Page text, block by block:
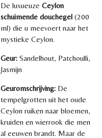
De luxueuze Ceylon
schuimende douchegel (200
ml) die u meevoert naar het
mystieke Ceylon.
Geur: Sandelhout, Patchoulli,
Jasmijn
Geuromschrijving: De
tempelgrotten uit het oude
Ceylon ruiken naar bloemen,
kruiden en wierrook die men
al eeuwen brandt. Maar de